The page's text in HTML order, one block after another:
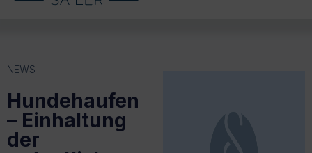
NEWS
Hundehaufen
– Einhaltung
der